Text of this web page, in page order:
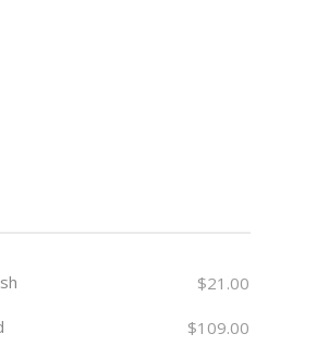
$21.00
$109.00